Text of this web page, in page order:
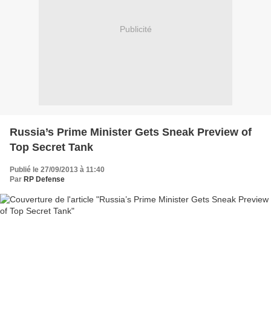
Publicité
Russia’s Prime Minister Gets Sneak Preview of
Top Secret Tank
Publié le 27/09/2013 à 11:40
Par RP Defense